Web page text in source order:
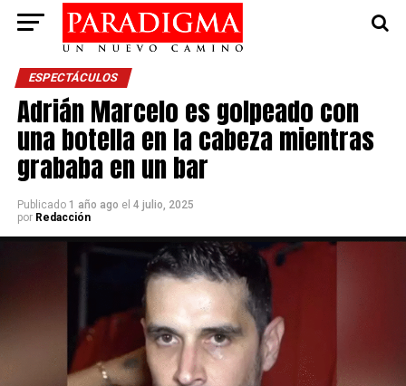
ESPECTÁCULOS
Adrián Marcelo es golpeado con
una botella en la cabeza mientras
grababa en un bar
Publicado 1 año ago el 4 julio, 2025
por Redacción